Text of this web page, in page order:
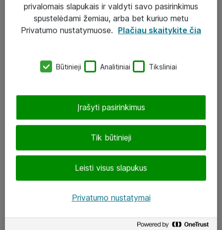
Įgyvendinti projektai
Atea ekspertų patarimai verslui
UAB „ATEA“
J. Rutkausko g. 6, Vilnius
Atea kontaktai
Aplankykite mus
privalomais slapukais ir valdyti savo pasirinkimus
spustelėdami žemiau, arba bet kuriuo metu
Privatumo nustatymuose. Plačiau skaitykite čia
Būtinieji Analitiniai Tiksliniai
Tik būtinieji
Leisti visus slapukus
Įrašyti pasirinkimus
Privatumo nustatymai